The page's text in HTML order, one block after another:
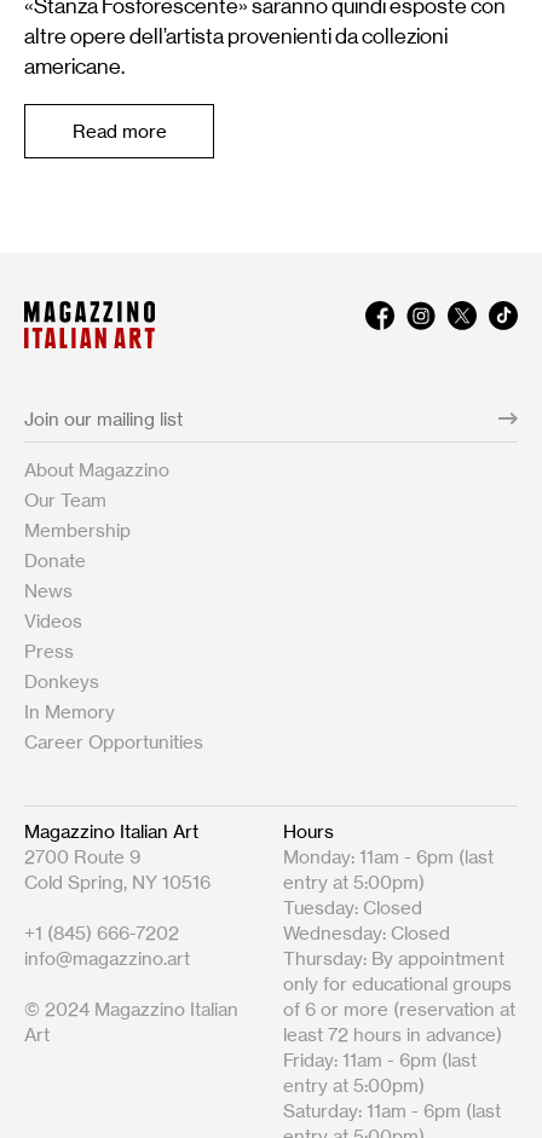
«Stanza Fosforescente» saranno quindi esposte con
altre opere dell’artista provenienti da collezioni
americane.
Read more
About Magazzino
Our Team
Membership
Donate
News
Videos
Press
Donkeys
In Memory
Career Opportunities
Magazzino Italian Art
2700 Route 9
Cold Spring, NY 10516
+1 (845) 666-7202
info@magazzino.art
© 2024 Magazzino Italian
Art
Hours
Monday: 11am - 6pm (last
entry at 5:00pm)
Tuesday: Closed
Wednesday: Closed
Thursday: By appointment
only for educational groups
of 6 or more (reservation at
least 72 hours in advance)
Friday: 11am - 6pm (last
entry at 5:00pm)
Saturday: 11am - 6pm (last